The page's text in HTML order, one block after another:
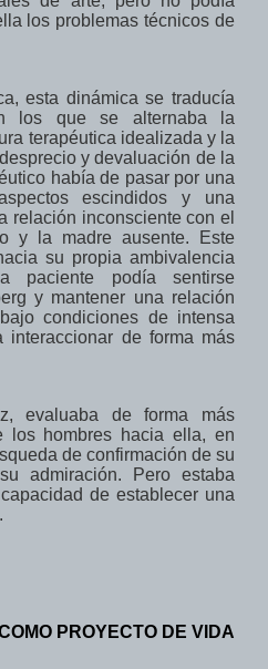
los problemas técnicos de
esta dinámica se traducía
los que se alternaba
la
terapéutica idealizada y la
y devaluación de la
había de pasar por una
escindidos y una
relación inconsciente con el
y la madre ausente. Este
su propia ambivalencia
podía sentirse
y mantener una relación
condiciones de intensa
de forma más
,evaluaba de forma más
los hombres hacia ella, en
de confirmación de su
su admiración.
Pero estaba
capacidad de establecer una
PROYECTO DE VIDA